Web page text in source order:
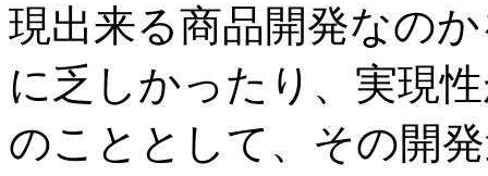
現出来る商品開発なの
に乏しかったり、実現
のこととして、その開